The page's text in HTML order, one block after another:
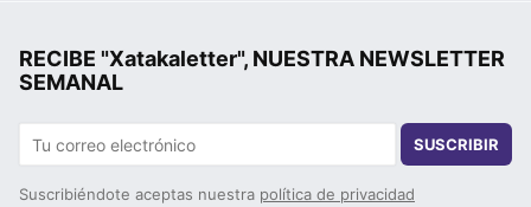
RECIBE "Xatakaletter", NUESTRA NEWSLETTER
SEMANAL
SUSCRIBIR
Suscribiéndote aceptas nuestra política de privacidad